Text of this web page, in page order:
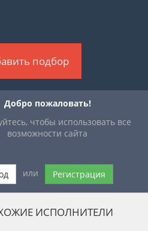
подбор
Добро пожаловать!
чтобы использовать все
возможности сайта
или Регистрация
ИСПОЛНИТЕЛИ